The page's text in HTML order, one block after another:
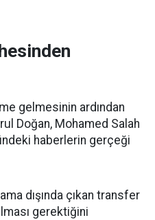
gelmesinin ardından
Doğan, Mohamed Salah
haberlerin gerçeği
dışında çıkan transfer
gerektiğini